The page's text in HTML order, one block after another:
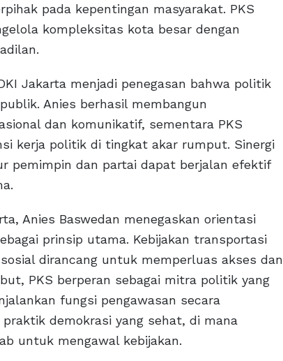
pada kepentingan masyarakat. PKS
kompleksitas kota besar dengan
Jakarta menjadi penegasan bahwa politik
Anies berhasil membangun
dan komunikatif, sementara PKS
kerja politik di tingkat akar rumput. Sinergi
pemimpin dan partai dapat berjalan efektif
Anies Baswedan menegaskan orientasi
prinsip utama. Kebijakan transportasi
dirancang untuk memperluas akses dan
PKS berperan sebagai mitra politik yang
fungsi pengawasan secara
demokrasi yang sehat, di mana
untuk mengawal kebijakan.